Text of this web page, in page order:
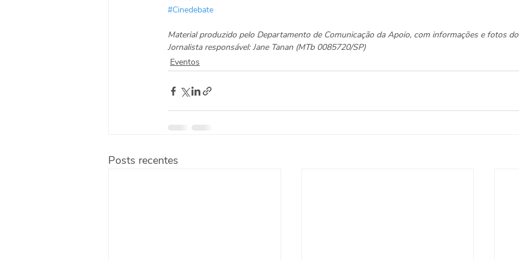
#Cinedebate
Material produzido pelo Departamento de Comunicação da Apoio, com informações e fotos do
Jornalista responsável: Jane Tanan (MTb 0085720/SP)
Eventos
Posts recentes